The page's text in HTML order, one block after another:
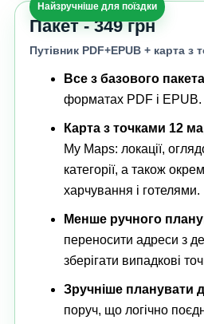
Найзручніше для поїздки
Пакет - 349 грн
Путівник PDF+EPUB + карта з
Все з базового пакета
форматах PDF і EPUB.
Карта з точками 12
My Maps: локації,
категорії, а також
харчування і готелями.
Менше ручного
переносити адреси з
зберігати випадкові
Зручніше планувати
поруч, що логічно